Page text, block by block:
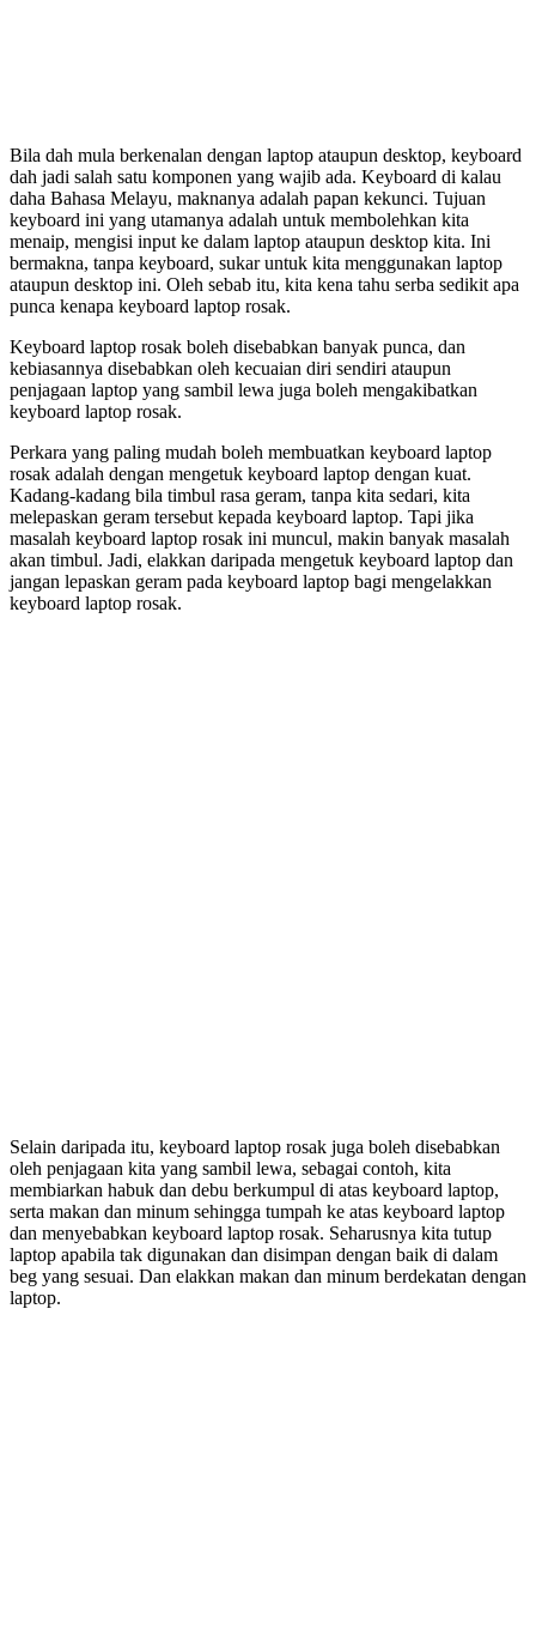
Bila dah mula berkenalan dengan laptop ataupun desktop, keyboard
dah jadi salah satu komponen yang wajib ada. Keyboard di kalau
daha Bahasa Melayu, maknanya adalah papan kekunci. Tujuan
keyboard ini yang utamanya adalah untuk membolehkan kita
menaip, mengisi input ke dalam laptop ataupun desktop kita. Ini
bermakna, tanpa keyboard, sukar untuk kita menggunakan laptop
ataupun desktop ini. Oleh sebab itu, kita kena tahu serba sedikit apa
punca kenapa keyboard laptop rosak.
Keyboard laptop rosak boleh disebabkan banyak punca, dan
kebiasannya disebabkan oleh kecuaian diri sendiri ataupun
penjagaan laptop yang sambil lewa juga boleh mengakibatkan
keyboard laptop rosak.
Perkara yang paling mudah boleh membuatkan keyboard laptop
rosak adalah dengan mengetuk keyboard laptop dengan kuat.
Kadang-kadang bila timbul rasa geram, tanpa kita sedari, kita
melepaskan geram tersebut kepada keyboard laptop. Tapi jika
masalah keyboard laptop rosak ini muncul, makin banyak masalah
akan timbul. Jadi, elakkan daripada mengetuk keyboard laptop dan
jangan lepaskan geram pada keyboard laptop bagi mengelakkan
keyboard laptop rosak.
Selain daripada itu, keyboard laptop rosak juga boleh disebabkan
oleh penjagaan kita yang sambil lewa, sebagai contoh, kita
membiarkan habuk dan debu berkumpul di atas keyboard laptop,
serta makan dan minum sehingga tumpah ke atas keyboard laptop
dan menyebabkan keyboard laptop rosak. Seharusnya kita tutup
laptop apabila tak digunakan dan disimpan dengan baik di dalam
beg yang sesuai. Dan elakkan makan dan minum berdekatan dengan
laptop.